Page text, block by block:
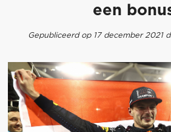
een
Gepubliceerd op 17 december 2021